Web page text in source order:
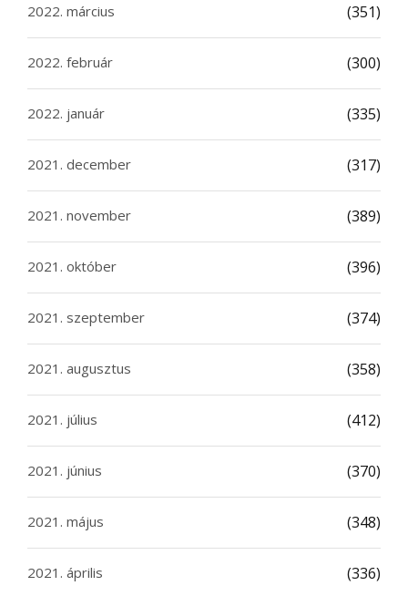
2022. március (351)
2022. február (300)
2022. január (335)
2021. december (317)
2021. november (389)
2021. október (396)
2021. szeptember (374)
2021. augusztus (358)
2021. július (412)
2021. június (370)
2021. május (348)
2021. április (336)